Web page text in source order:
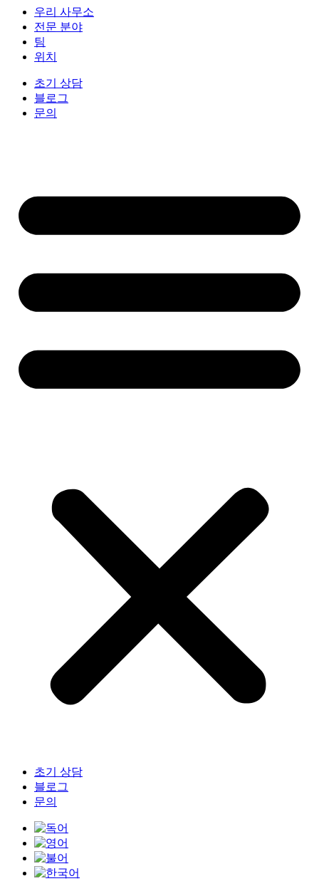
우리 사무소
전문 분야
팀
위치
초기 상담
블로그
문의
초기 상담
블로그
문의